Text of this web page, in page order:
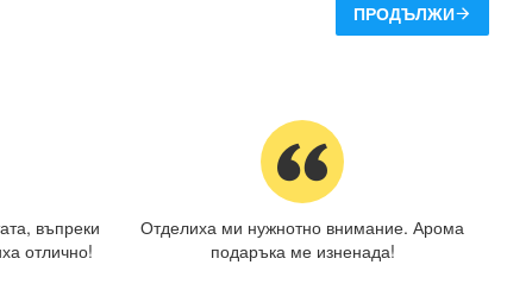
ПРОДЪЛЖИ
въпреки
отлично!
Отделиха ми нужнотно внимание. Арома
подаръка ме изненада!